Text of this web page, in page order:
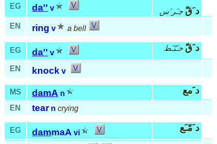
EG da'' v د َقّ جـَر َس
EN
ring v a bell
EG da'' v د َقّ خـَبّـَط
EN knock v
MS damA n د َمع
EN tear n crying
EG dammaA vi د َمّـَع